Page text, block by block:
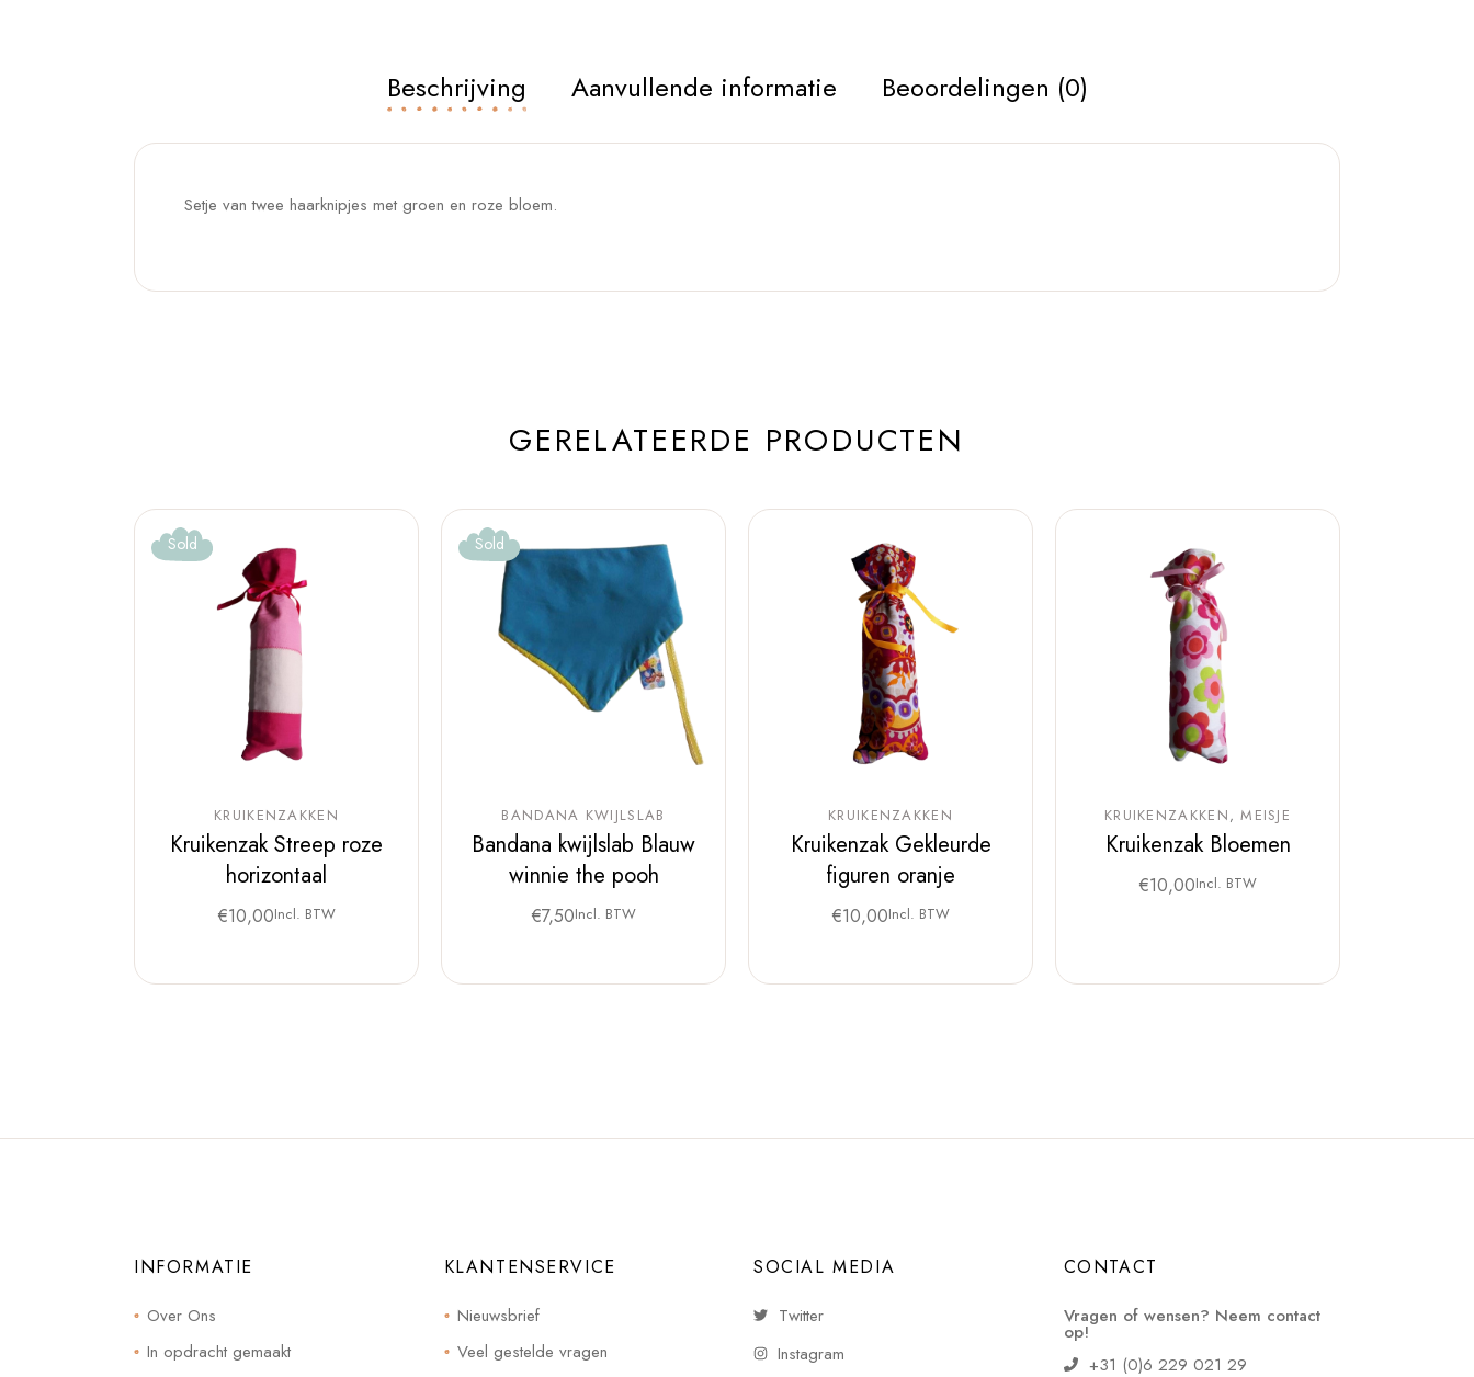
Beschrijving Aanvullende informatie Beoordelingen (0)
Setje van twee haarknipjes met groen en roze bloem.
GERELATEERDE PRODUCTEN
Sold
KRUIKENZAKKEN
Kruikenzak Streep roze
horizontaal
€10,00Incl. BTW
Sold
BANDANA KWIJLSLAB
Bandana kwijlslab Blauw
winnie the pooh
€7,50Incl. BTW
KRUIKENZAKKEN
Kruikenzak Gekleurde
figuren oranje
€10,00Incl. BTW
KRUIKENZAKKEN MEISJE
Kruikenzak Bloemen
€10,00Incl. BTW
INFORMATIE
Over Ons
In opdracht gemaakt
KLANTENSERVICE
Nieuwsbrief
Veel gestelde vragen
SOCIAL MEDIA
Twitter
Instagram
CONTACT
Vragen of wensen? Neem contact
op!
+31 (0)6 229 021 29